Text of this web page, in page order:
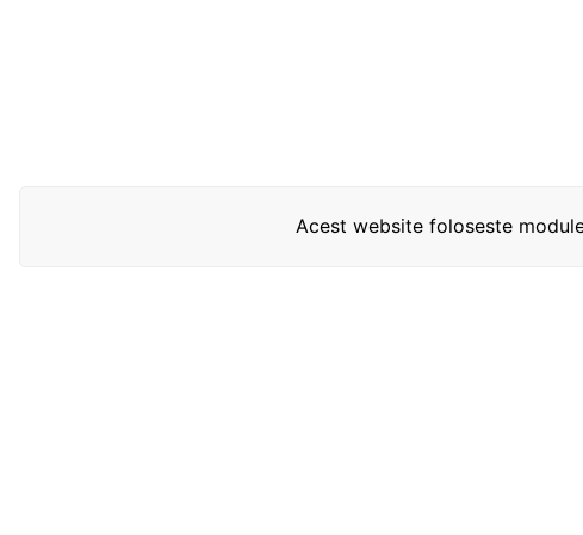
Acest website foloseste